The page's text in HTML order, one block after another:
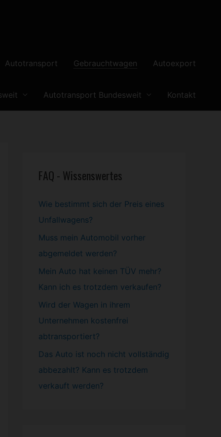
Autotransport Gebrauchtwagen Autoexport
Autotransport Bundesweit Kontakt
FAQ - Wissenswertes
Wie bestimmt sich der Preis eines
Unfallwagens?
Muss mein Automobil vorher
abgemeldet werden?
Mein Auto hat keinen TÜV mehr?
Kann ich es trotzdem verkaufen?
Wird der Wagen in ihrem
Unternehmen kostenfrei
abtransportiert?
Das Auto ist noch nicht vollständig
abbezahlt? Kann es trotzdem
verkauft werden?